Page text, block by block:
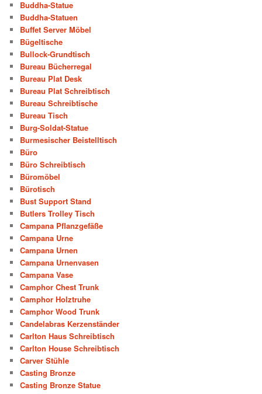
Buddha-Statue
Buddha-Statuen
Buffet Server Möbel
Bügeltische
Bullock-Grundtisch
Bureau Bücherregal
Bureau Plat Desk
Bureau Plat Schreibtisch
Bureau Schreibtische
Bureau Tisch
Burg-Soldat-Statue
Burmesischer Beistelltisch
Büro
Büro Schreibtisch
Büromöbel
Bürotisch
Bust Support Stand
Butlers Trolley Tisch
Campana Pflanzgefäße
Campana Urne
Campana Urnen
Campana Urnenvasen
Campana Vase
Camphor Chest Trunk
Camphor Holztruhe
Camphor Wood Trunk
Candelabras Kerzenständer
Carlton Haus Schreibtisch
Carlton House Schreibtisch
Carver Stühle
Casting Bronze
Casting Bronze Statue